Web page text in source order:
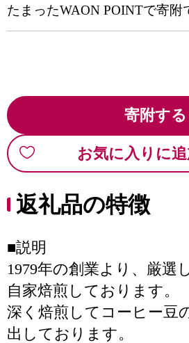
たまったWAON POINTで寄附
寄附する
お気に入りに
返礼品の特徴
■説明
1979年の創業より、厳選
自家焙煎しております。
深く焙煎してコーヒー豆
出しております。